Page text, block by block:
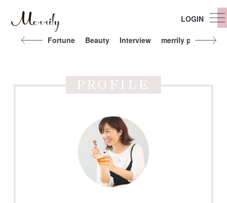
Other Fortune Beauty Interview merrily people
LOGIN
PROFILE